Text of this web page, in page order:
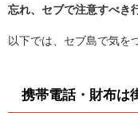
忘れ、セブで注意すべき
以下では、セブ島で気を
携帯電話・財布は